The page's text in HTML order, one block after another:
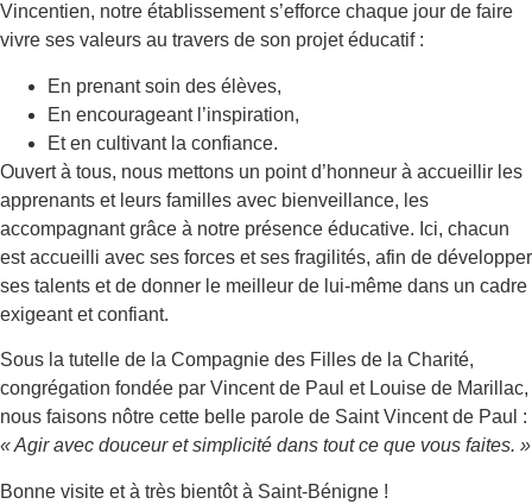
Vincentien, notre établissement s’efforce chaque jour de faire
vivre ses valeurs au travers de son projet éducatif :
En prenant soin des élèves,
En encourageant l’inspiration,
Et en cultivant la confiance.
Ouvert à tous, nous mettons un point d’honneur à accueillir les
apprenants et leurs familles avec bienveillance, les
accompagnant grâce à notre présence éducative. Ici, chacun
est accueilli avec ses forces et ses fragilités, afin de développer
ses talents et de donner le meilleur de lui-même dans un cadre
exigeant et confiant.
Sous la tutelle de la Compagnie des Filles de la Charité,
congrégation fondée par Vincent de Paul et Louise de Marillac,
nous faisons nôtre cette belle parole de Saint Vincent de Paul :
« Agir avec douceur et simplicité dans tout ce que vous faites. »
Bonne visite et à très bientôt à Saint-Bénigne !